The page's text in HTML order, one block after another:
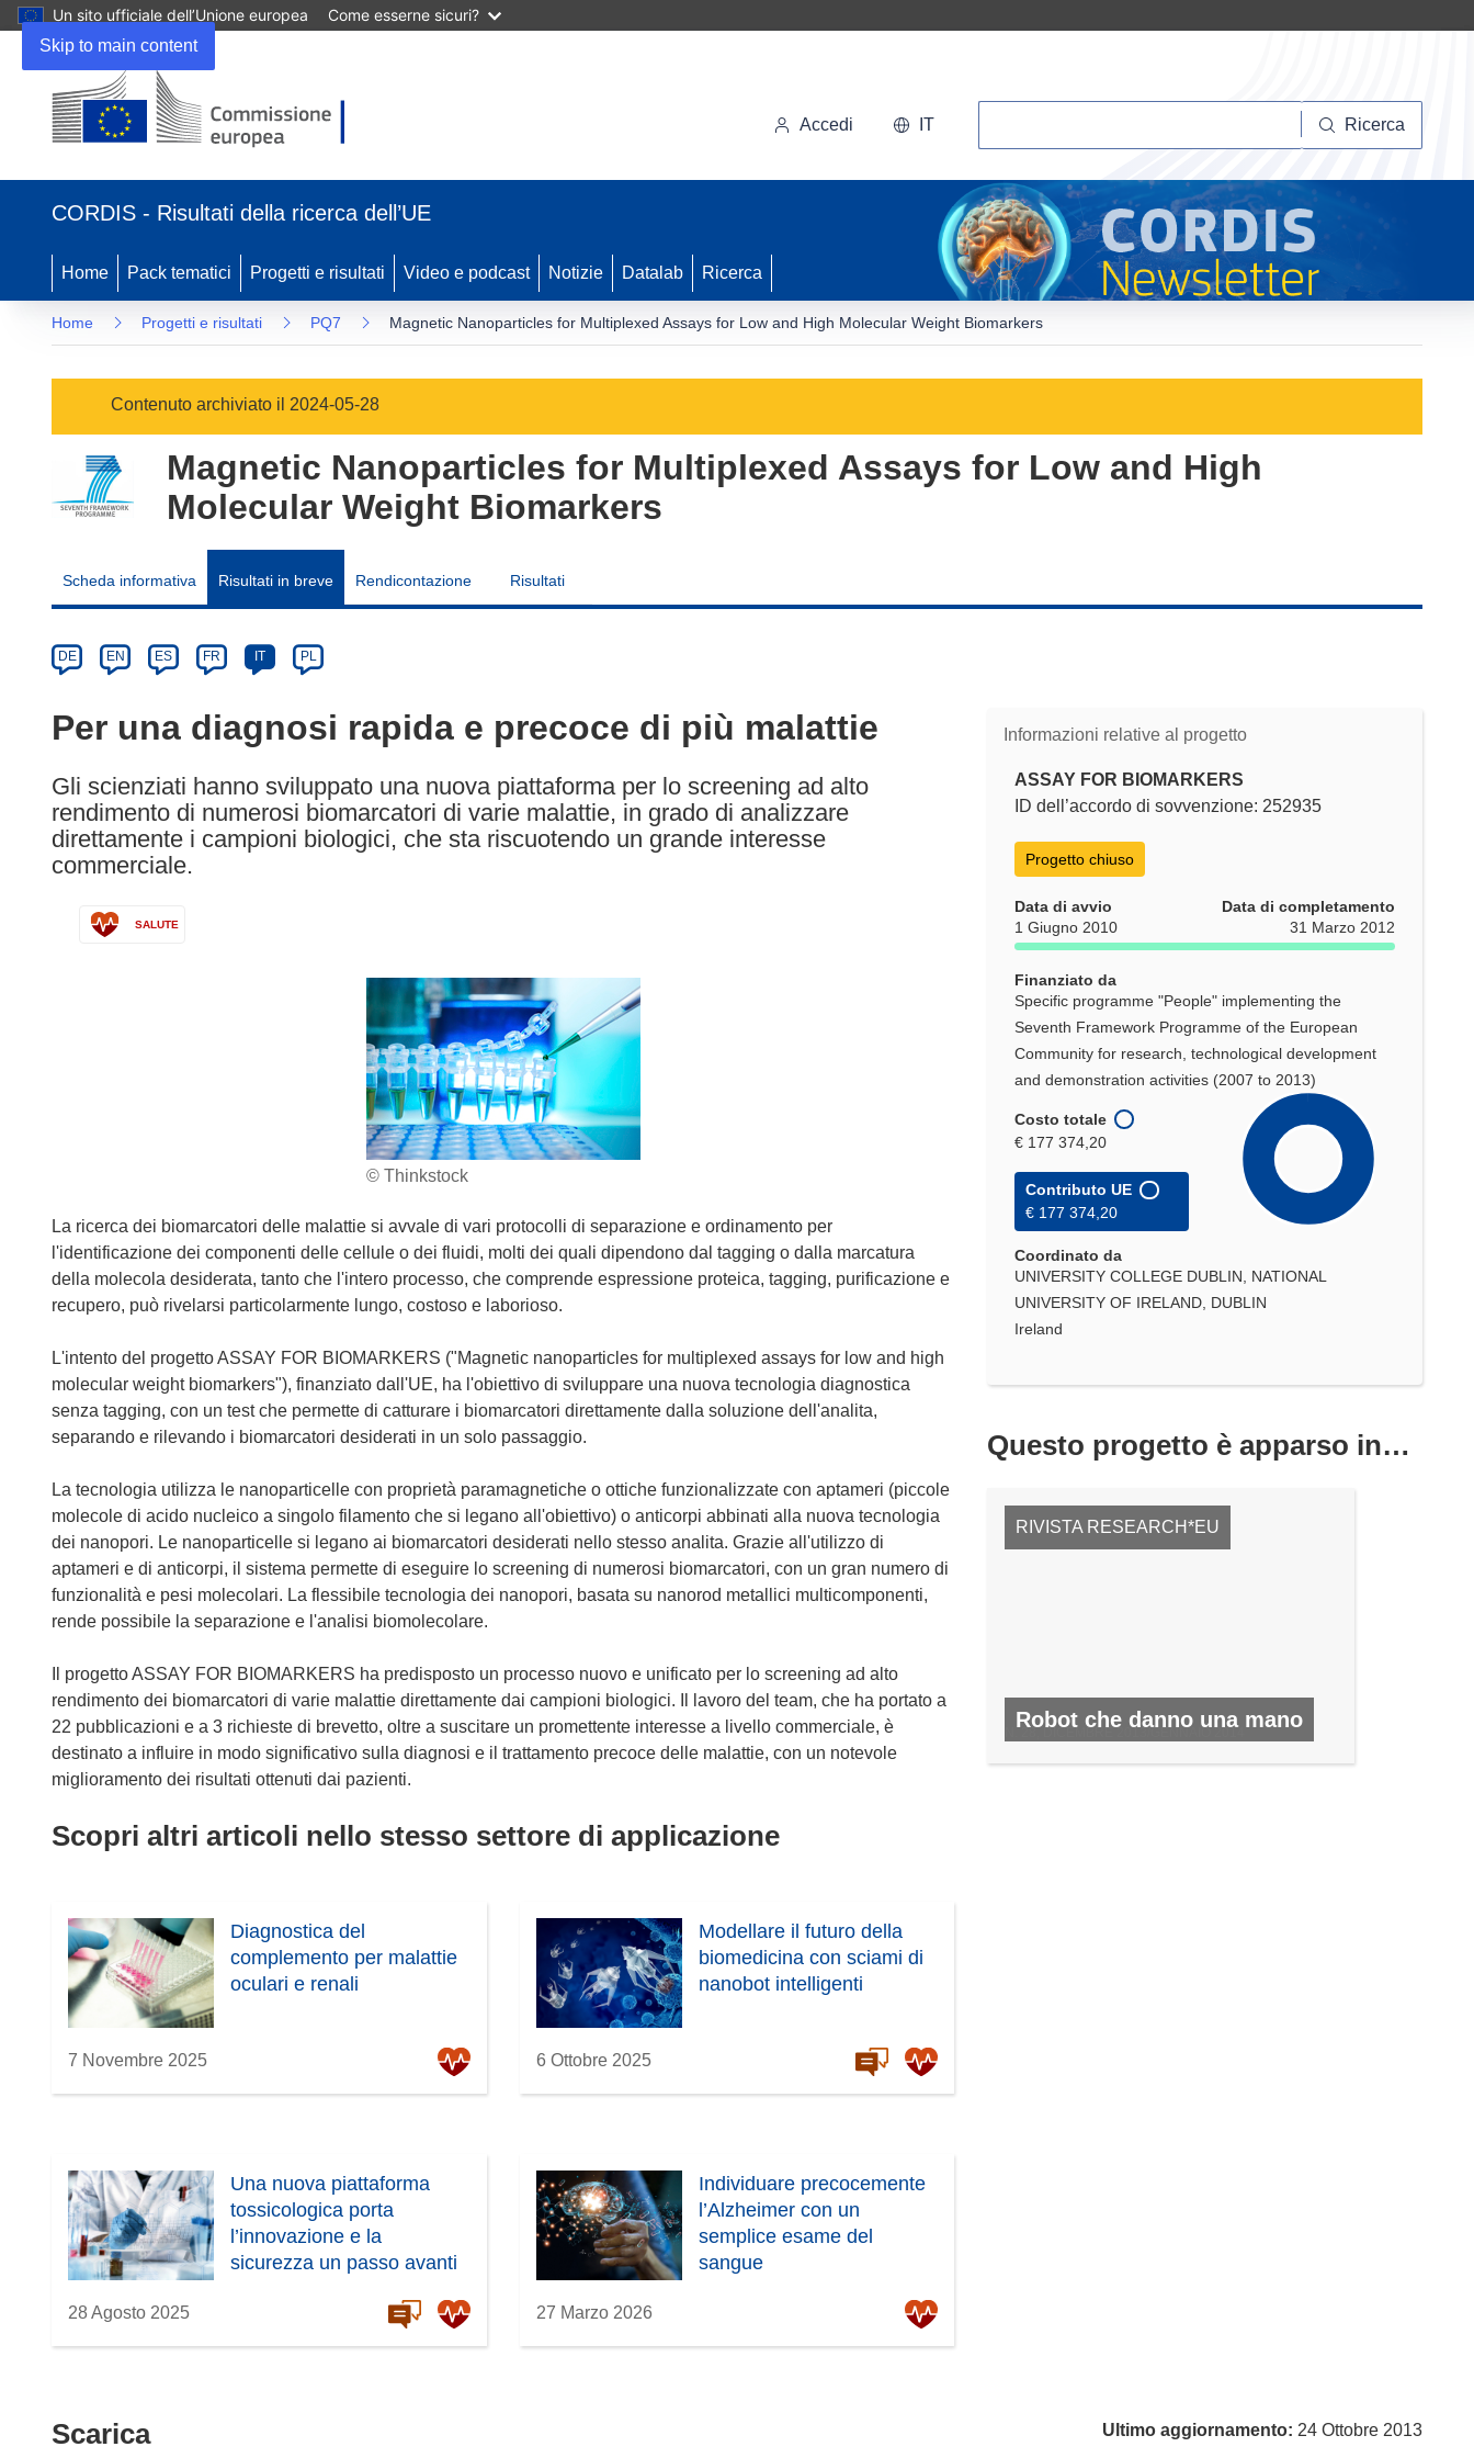
Skip to main content
Un sito ufficiale dell’Unione europea Come esserne sicuri?
in
nuova
finestra)
Accedi IT Ricerca
CORDIS - Risultati della ricerca dell’UE
Home Pack tematici Progetti e risultati Video e podcast Notizie Datalab Ricerca
Home Progetti e risultati PQ7 Magnetic Nanoparticles for Multiplexed Assays for Low and High Molecular Weight Biomarkers
Contenuto archiviato il 2024-05-28
Magnetic Nanoparticles for Multiplexed Assays for Low and High
Molecular Weight Biomarkers
Scheda informativa Risultati in breve Rendicontazione Risultati
Category
Article
available
the
languages:
DE EN ES FR IT PL
Per una diagnosi rapida e precoce di più malattie
Gli scienziati hanno sviluppato una nuova piattaforma per lo screening ad alto
rendimento di numerosi biomarcatori di varie malattie, in grado di analizzare
direttamente i campioni biologici, che sta riscuotendo un grande interesse
commerciale.
SALUTE
© Thinkstock
La ricerca dei biomarcatori delle malattie si avvale di vari protocolli di separazione e ordinamento per
l'identificazione dei componenti delle cellule o dei fluidi, molti dei quali dipendono dal tagging o dalla marcatura
della molecola desiderata, tanto che l'intero processo, che comprende espressione proteica, tagging, purificazione e
recupero, può rivelarsi particolarmente lungo, costoso e laborioso.
L'intento del progetto ASSAY FOR BIOMARKERS ("Magnetic nanoparticles for multiplexed assays for low and high
molecular weight biomarkers"), finanziato dall'UE, ha l'obiettivo di sviluppare una nuova tecnologia diagnostica
senza tagging, con un test che permette di catturare i biomarcatori direttamente dalla soluzione dell'analita,
separando e rilevando i biomarcatori desiderati in un solo passaggio.
La tecnologia utilizza le nanoparticelle con proprietà paramagnetiche o ottiche funzionalizzate con aptameri (piccole
molecole di acido nucleico a singolo filamento che si legano all'obiettivo) o anticorpi abbinati alla nuova tecnologia
dei nanopori. Le nanoparticelle si legano ai biomarcatori desiderati nello stesso analita. Grazie all'utilizzo di
aptameri e di anticorpi, il sistema permette di eseguire lo screening di numerosi biomarcatori, con un gran numero di
funzionalità e pesi molecolari. La flessibile tecnologia dei nanopori, basata su nanorod metallici multicomponenti,
rende possibile la separazione e l'analisi biomolecolare.
Il progetto ASSAY FOR BIOMARKERS ha predisposto un processo nuovo e unificato per lo screening ad alto
rendimento dei biomarcatori di varie malattie direttamente dai campioni biologici. Il lavoro del team, che ha portato a
22 pubblicazioni e a 3 richieste di brevetto, oltre a suscitare un promettente interesse a livello commerciale, è
destinato a influire in modo significativo sulla diagnosi e il trattamento precoce delle malattie, con un notevole
miglioramento dei risultati ottenuti dai pazienti.
Scopri altri articoli nello stesso settore di applicazione
Diagnostica del
complemento per malattie
oculari e renali
7 Novembre 2025
Modellare il futuro della
biomedicina con sciami di
nanobot intelligenti
6 Ottobre 2025
Una nuova piattaforma
tossicologica porta
l’innovazione e la
sicurezza un passo avanti
28 Agosto 2025
Individuare precocemente
l’Alzheimer con un
semplice esame del
sangue
27 Marzo 2026
Informazioni relative al progetto
ASSAY FOR BIOMARKERS
ID dell’accordo di sovvenzione: 252935
Progetto chiuso
Data di avvio
1 Giugno 2010
Data di completamento
31 Marzo 2012
Finanziato da
Specific programme "People" implementing the
Seventh Framework Programme of the European
Community for research, technological development
and demonstration activities (2007 to 2013)
Costo totale
€ 177 374,20
Contributo UE
€ 177 374,20
Coordinato da
UNIVERSITY COLLEGE DUBLIN, NATIONAL
UNIVERSITY OF IRELAND, DUBLIN
Ireland
Questo progetto è apparso in…
RIVISTA RESEARCH*EU
Robot che danno una mano
ScaricaScarica
Ultimo aggiornamento: 24 Ottobre 2013